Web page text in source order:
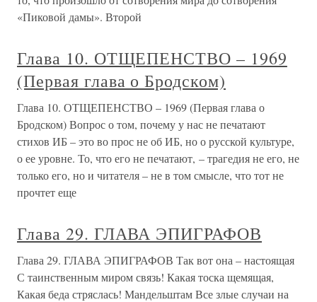
«Пиковой дамы». Второй
Глава 10. ОТЩЕПЕНСТВО – 1969
(Первая глава о Бродском)
Глава 10. ОТЩЕПЕНСТВО – 1969 (Первая глава о
Бродском) Вопрос о том, почему у нас не печатают
стихов ИБ – это во прос не об ИБ, но о русской культуре,
о ее уровне. То, что его не печатают, – трагедия не его, не
только его, но и читателя – не в том смысле, что тот не
прочтет еще
Глава 29. ГЛАВА ЭПИГРАФОВ
Глава 29. ГЛАВА ЭПИГРАФОВ Так вот она – настоящая
С таинственным миром связь! Какая тоска щемящая,
Какая беда стряслась! Мандельштам Все злые случаи на